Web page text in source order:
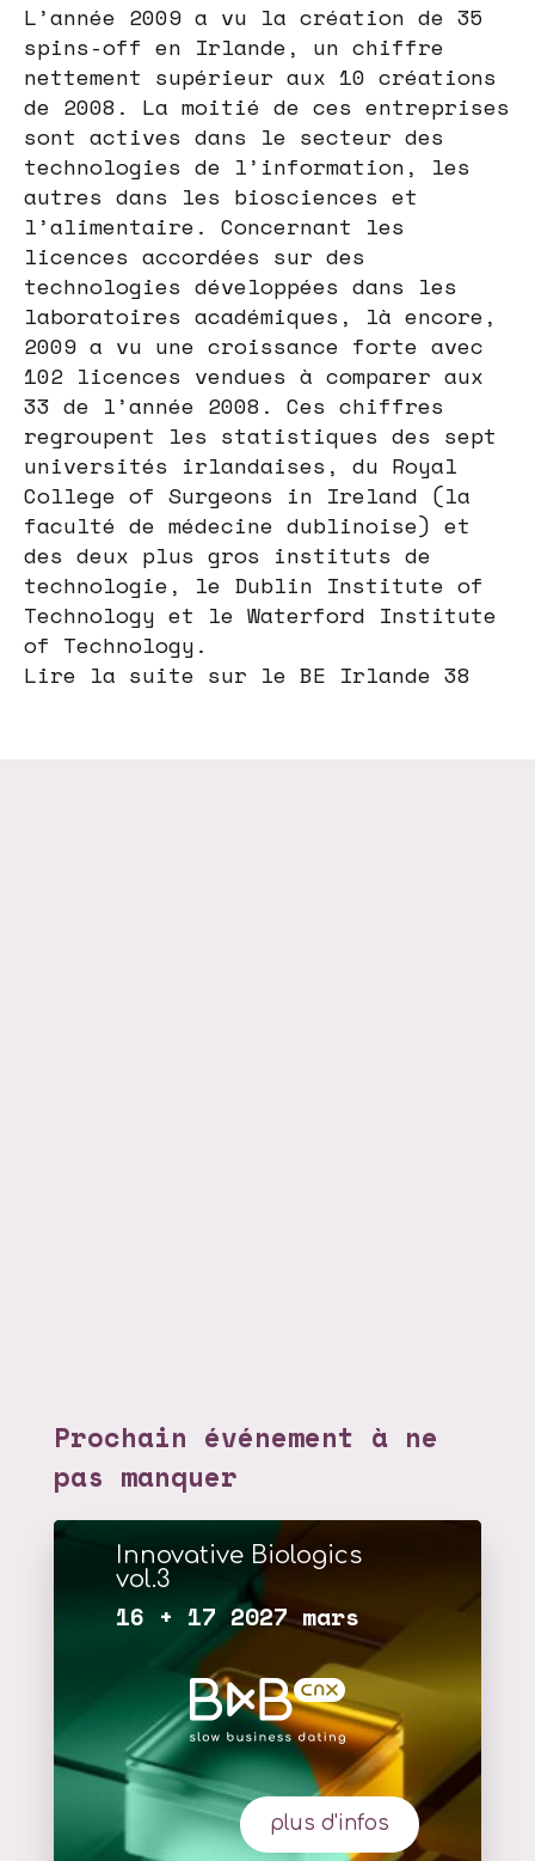
L’année 2009 a vu la création de 35
spins-off en Irlande, un chiffre
nettement supérieur aux 10 créations
de 2008. La moitié de ces entreprises
sont actives dans le secteur des
technologies de l’information, les
autres dans les biosciences et
l’alimentaire. Concernant les
licences accordées sur des
technologies développées dans les
laboratoires académiques, là encore,
2009 a vu une croissance forte avec
102 licences vendues à comparer aux
33 de l’année 2008. Ces chiffres
regroupent les statistiques des sept
universités irlandaises, du Royal
College of Surgeons in Ireland (la
faculté de médecine dublinoise) et
des deux plus gros instituts de
technologie, le Dublin Institute of
Technology et le Waterford Institute
of Technology.
Lire la suite sur le BE Irlande 38
Prochain événement à ne
pas manquer
Innovative Biologics
vol.3
16 + 17 2027 mars
plus d'infos